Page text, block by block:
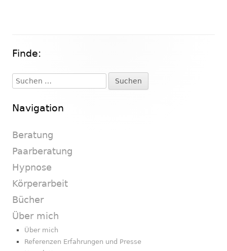
Haupt-
Seitenleiste
Finde:
Suchen
nach:
Navigation
Beratung
Paarberatung
Hypnose
Körperarbeit
Bücher
Über mich
Über mich
Referenzen Erfahrungen und Presse